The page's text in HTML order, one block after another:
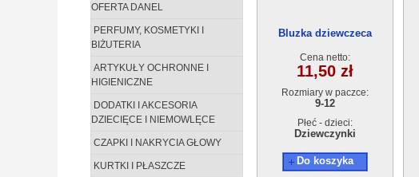
OFERTA DANEL
PERFUMY, KOSMETYKI I
BIŻUTERIA
ARTYKUŁY OCHRONNE I
HIGIENICZNE
DODATKI I AKCESORIA
DZIECIĘCE I NIEMOWLĘCE
CZAPKI I NAKRYCIA GŁOWY
KURTKI I PŁASZCZE
Bluzka dziewczeca
Cena netto:
11,50 zł
Rozmiary w paczce:
9-12
Płeć - dzieci:
Dziewczynki
Do koszyka